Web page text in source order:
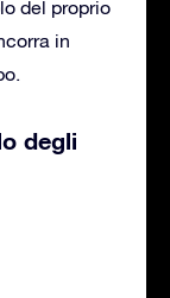
del proprio
in
degli